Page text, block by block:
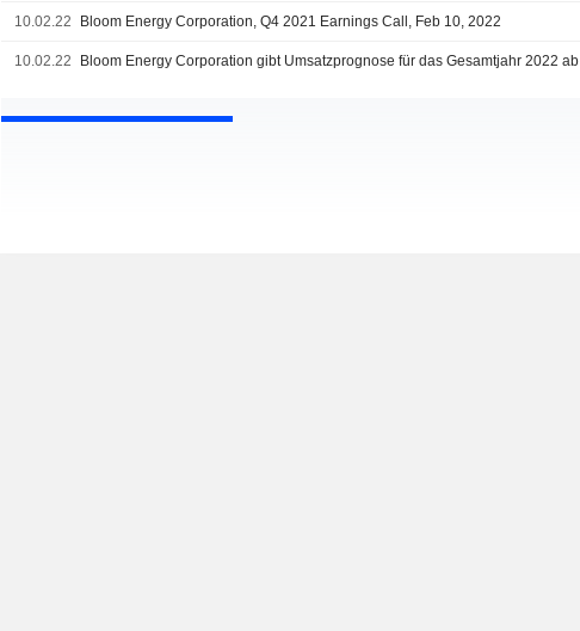
10.02.22 Bloom Energy Corporation, Q4 2021 Earnings Call, Feb 10, 2022
10.02.22 Bloom Energy Corporation gibt Umsatzprognose für das Gesamtjahr 2022 ab